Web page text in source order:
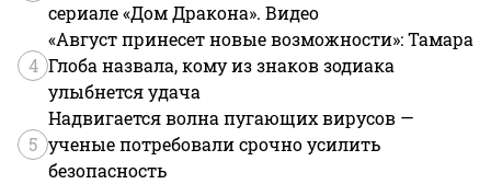
сериале «Дом Дракона». Видео
4
«Август принесет новые возможности»: Тамара
Глоба назвала, кому из знаков зодиака
улыбнется удача
5
Надвигается волна пугающих вирусов —
ученые потребовали срочно усилить
безопасность